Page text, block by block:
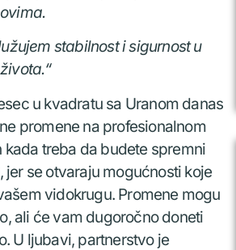
stabilnost i sigurnost u
u kvadratu sa Uranom danas
promene na profesionalnom
kada treba da budete spremni
jer se otvaraju mogućnosti koje
vidokrugu. Promene mogu
ali će vam dugoročno doneti
U ljubavi, partnerstvo je